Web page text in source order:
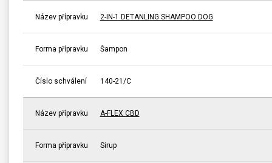
Název přípravku 2-IN-1 DETANLING SHAMPOO DOG
Forma přípravku Šampon
Číslo schválení 140-21/C
Název přípravku A-FLEX CBD
Forma přípravku Sirup